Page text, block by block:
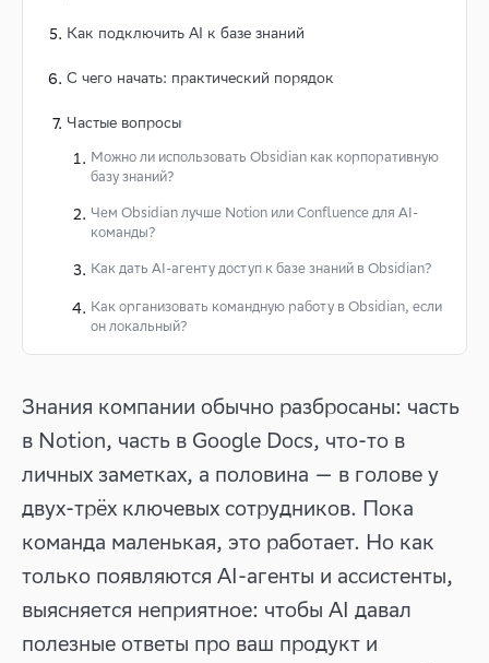
Знания компании обычно разбросаны: часть
в Notion, часть в Google Docs, что-то в
личных заметках, а половина — в голове у
двух-трёх ключевых сотрудников. Пока
команда маленькая, это работает. Но как
только появляются AI-агенты и ассистенты,
выясняется неприятное: чтобы AI давал
полезные ответы про ваш продукт и
Как подключить AI к базе знаний
С чего начать: практический порядок
Частые вопросы
Можно ли использовать Obsidian как корпоративную
базу знаний?
Чем Obsidian лучше Notion или Confluence для AI-
команды?
Как дать AI-агенту доступ к базе знаний в Obsidian?
Как организовать командную работу в Obsidian, если
он локальный?